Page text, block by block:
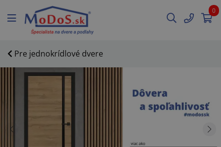
0
Pre jednokrídlové dvere